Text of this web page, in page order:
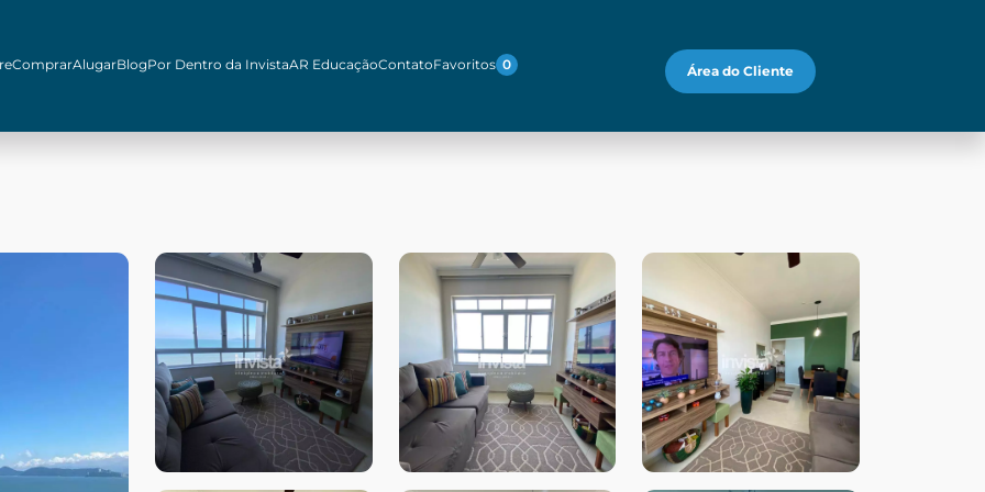
ComprarAlugarBlogPor Dentro da InvistaAR EducaçãoContatoFavoritos 0 Área do Cliente